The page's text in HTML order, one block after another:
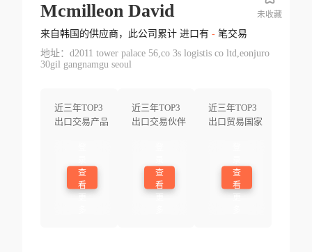
Mcmilleon David
来自韩国的供应商，此公司累计 进口有 -笔交易
地址：d2011 tower palace 56,co 3s logistis co ltd,eonjuro
30gil gangnamgu seoul
近三年TOP3
出口交易产品
查
看
近三年TOP3
出口交易伙伴
查
看
近三年TOP3
出口贸易国家
查
看
未收藏